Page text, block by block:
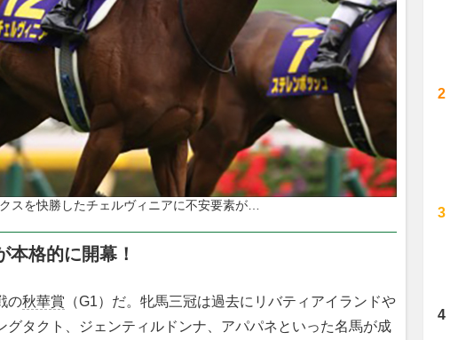
スを快勝したチェルヴィニアに不安要素が…
本格的に開幕！
の秋華賞 （G1）だ。牝馬三冠は過去にリバティアイランドや
グタクト、ジェンティルドンナ、アパパネといった名馬が成